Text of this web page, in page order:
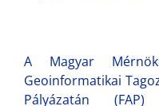
A Magyar
Geoinformatikai
Pályázatán